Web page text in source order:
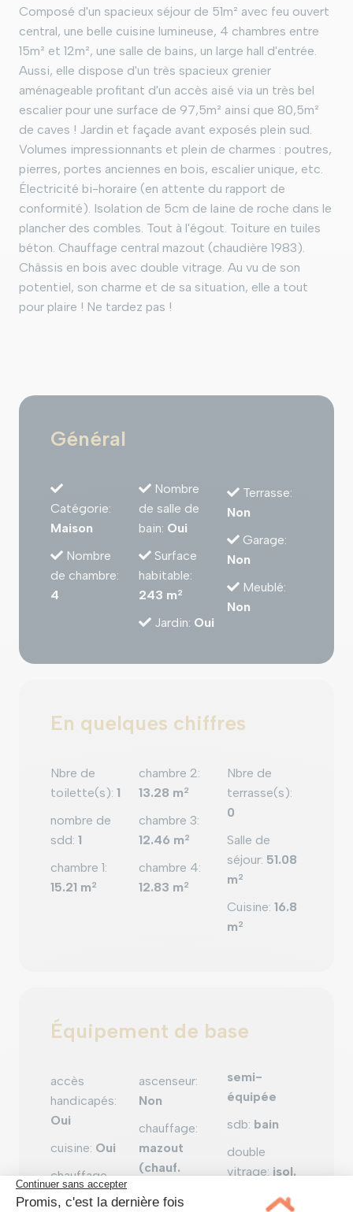
Composé d'un spacieux séjour de 51m² avec feu ouvert
central, une belle cuisine lumineuse, 4 chambres entre
15m² et 12m², une salle de bains, un large hall d'entrée.
Aussi, elle dispose d'un très spacieux grenier
aménageable profitant d'un accès aisé via un très bel
escalier pour une surface de 97,5m² ainsi que 80,5m²
de caves ! Jardin et façade avant exposés plein sud.
Volumes impressionnants et plein de charmes : poutres,
pierres, portes anciennes en bois, escalier unique, etc.
Électricité bi-horaire (en attente du rapport de
conformité). Isolation de 5cm de laine de roche dans le
plancher des combles. Tout à l'égout. Toiture en tuiles
béton. Chauffage central mazout (chaudière 1983).
Châssis en bois avec double vitrage. Au vu de son
potentiel, son charme et de sa situation, elle a tout
pour plaire ! Ne tardez pas !
Général
Catégorie:
Maison
Nombre
de chambre:
4
Nombre
de salle de
bain: Oui
Surface
habitable:
243 m2
Jardin: Oui
Terrasse:
Non
Garage:
Non
Meublé:
Non
En quelques chiffres
Nbre de
toilette(s): 1
nombre de
sdd: 1
chambre 1:
15.21 m2
chambre 2:
13.28 m2
chambre 3:
12.46 m2
chambre 4:
12.83 m2
Nbre de
terrasse(s):
0
Salle de
séjour: 51.08
m2
Cuisine: 16.8
m2
Équipement de base
accès
handicapés:
Oui
cuisine: Oui
chauffage
(ind/coll)
ascenseur:
Non
chauffage:
mazout
(chauf.
semi-
équipée
sdb: bain
double
vitrage: isol.